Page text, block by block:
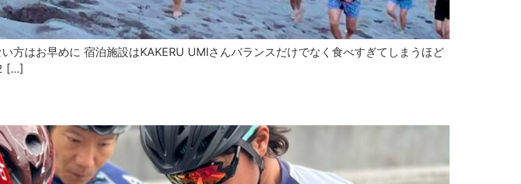
方はお早めに 宿泊施設はKAKERU UMIさんバランスだけでなく食べすぎてしまうほど
[…]